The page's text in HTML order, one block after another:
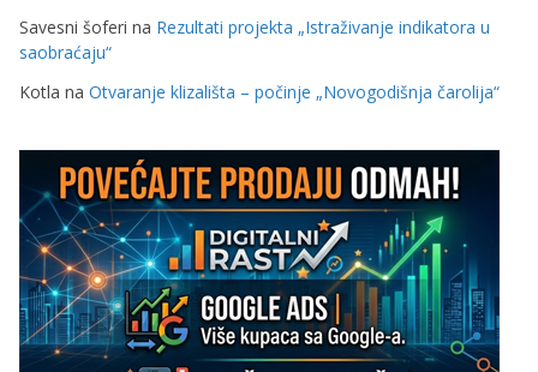
Savesni šoferi na Rezultati projekta „Istraživanje indikatora u
saobraćaju“
Kotla na Otvaranje klizališta – počinje „Novogodišnja čarolija“